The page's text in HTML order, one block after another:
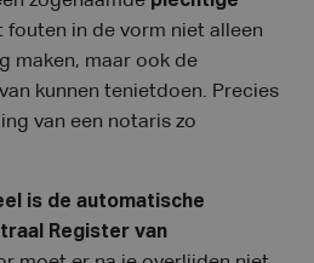
fouten in de vorm niet alleen
maken, maar ook de
kunnen tenietdoen. Precies
van een notaris zo
is de automatische
Register van